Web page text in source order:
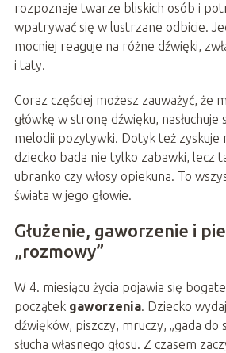
rozpoznaje twarze bliskich osób i
wpatrywać się w lustrzane odbicie.
mocniej reaguje na różne dźwięki,
i taty.
Coraz częściej możesz zauważyć, że
główkę w stronę dźwięku,
melodii pozytywki. Dotyk też zyskuje
dziecko bada nie tylko zabawki, lecz
ubranko czy włosy opiekuna. To
świata w jego głowie.
Głużenie, gaworzenie i
„rozmowy”
W 4. miesiącu życia pojawia się bogate
początek gaworzenia. Dziecko
dźwięków, piszczy, mruczy, „gada do
słucha własnego głosu. Z czasem